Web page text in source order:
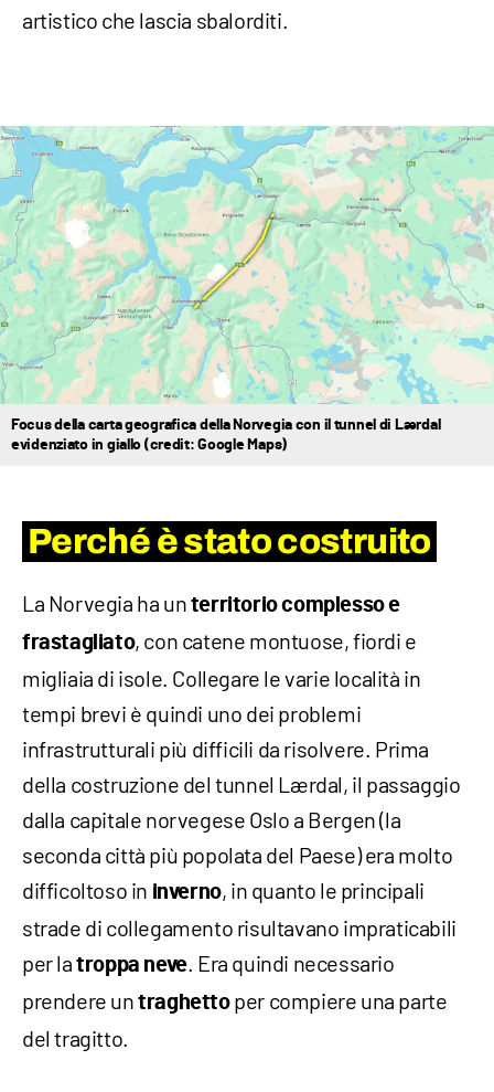
artistico che lascia sbalorditi.
Focus della carta geografica della Norvegia con il tunnel di Lærdal
evidenziato in giallo (credit: Google Maps)
Perché è stato costruito
La Norvegia ha un territorio complesso e
frastagliato, con catene montuose, fiordi e
migliaia di isole. Collegare le varie località in
tempi brevi è quindi uno dei problemi
infrastrutturali più difficili da risolvere. Prima
della costruzione del tunnel Lærdal, il passaggio
dalla capitale norvegese Oslo a Bergen (la
seconda città più popolata del Paese) era molto
difficoltoso in inverno, in quanto le principali
strade di collegamento risultavano impraticabili
per latroppa neve. Era quindi necessario
prendere untraghettoper compiere una parte
del tragitto.